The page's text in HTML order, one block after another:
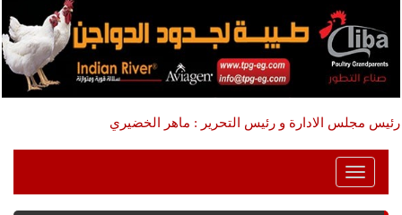
رئيس مجلس الادارة و رئيس التحرير : ماهر الخضيري
Toggle
Navigation